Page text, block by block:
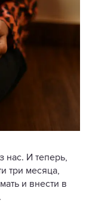
нас. И теперь,
три месяца,
и внести в